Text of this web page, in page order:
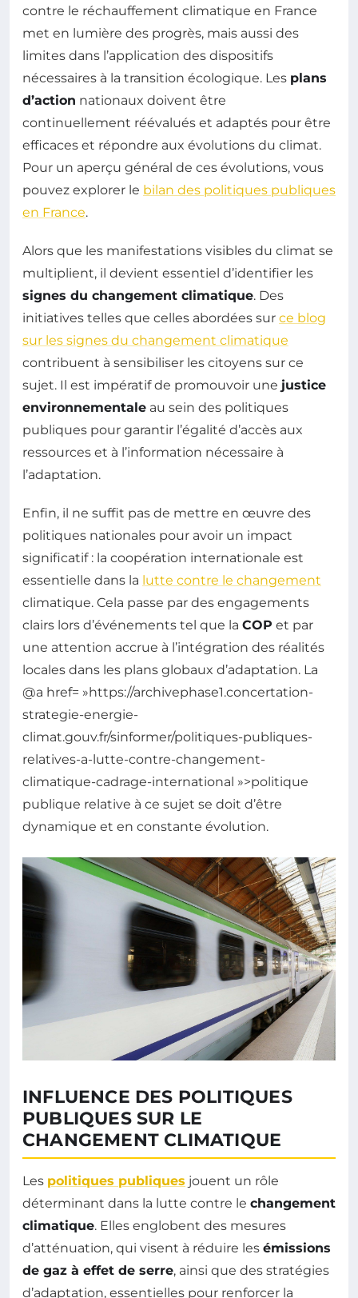
contre le réchauffement climatique en France
met en lumière des progrès, mais aussi des
limites dans l’application des dispositifs
nécessaires à la transition écologique. Les plans
d’action nationaux doivent être
continuellement réévalués et adaptés pour être
efficaces et répondre aux évolutions du climat.
Pour un aperçu général de ces évolutions, vous
pouvez explorer le bilan des politiques publiques
en France.
Alors que les manifestations visibles du climat se
multiplient, il devient essentiel d’identifier les
signes du changement climatique. Des
initiatives telles que celles abordées sur ce blog
sur les signes du changement climatique
contribuent à sensibiliser les citoyens sur ce
sujet. Il est impératif de promouvoir une justice
environnementale au sein des politiques
publiques pour garantir l’égalité d’accès aux
ressources et à l’information nécessaire à
l’adaptation.
Enfin, il ne suffit pas de mettre en œuvre des
politiques nationales pour avoir un impact
significatif : la coopération internationale est
essentielle dans la lutte contre le changement
climatique. Cela passe par des engagements
clairs lors d’événements tel que la COP et par
une attention accrue à l’intégration des réalités
locales dans les plans globaux d’adaptation. La
@a href= »https://archivephase1.concertation-
strategie-energie-
climat.gouv.fr/sinformer/politiques-publiques-
relatives-a-lutte-contre-changement-
climatique-cadrage-international »>politique
publique relative à ce sujet se doit d’être
dynamique et en constante évolution.
INFLUENCE DES POLITIQUES
PUBLIQUES SUR LE
CHANGEMENT CLIMATIQUE
Les politiques publiques jouent un rôle
déterminant dans la lutte contre le changement
climatique. Elles englobent des mesures
d’atténuation, qui visent à réduire les émissions
de gaz à effet de serre, ainsi que des stratégies
d’adaptation, essentielles pour renforcer la